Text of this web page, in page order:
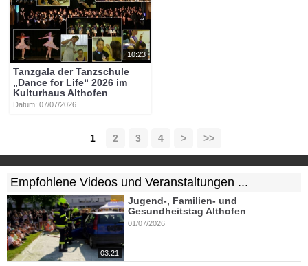
10:23
Tanzgala der Tanzschule
„Dance for Life“ 2026 im
Kulturhaus Althofen
Datum: 07/07/2026
1 2 3 4 > >>
Empfohlene Videos und Veranstaltungen ...
03:21
Jugend-, Familien- und
Gesundheitstag Althofen
01/07/2026